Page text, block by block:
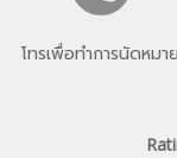
โทรเพื่อทำการนัดหมาย